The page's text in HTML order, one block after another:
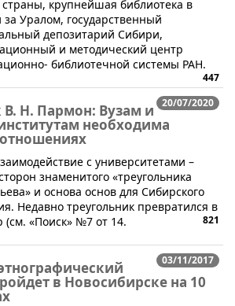
крупнейшая библиотека в
за Уралом, государственный
депозитарий Сибири,
и методический центр
библиотечной системы РАН.
447
20/07/2020
Н. Пармон: Вузам и
необходима
с университетами –
знаменитого «треугольника
и основа основ для Сибирского
Недавно треугольник превратился в
(см. «Поиск» №7 от 14.
821
03/11/2017
в Новосибирске на 10